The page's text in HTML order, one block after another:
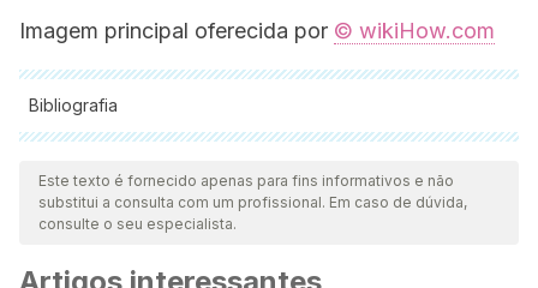
Imagem principal oferecida por © wikiHow.com
Bibliografia
Todas as fontes citadas foram minuciosamente revisadas por
nossa equipe para garantir sua qualidade, confiabilidade,
atualidade e validade. A bibliografia deste artigo foi
cientificamente.
Este texto é fornecido apenas para fins informativos e não
substitui a consulta com um profissional. Em caso de dúvida,
consulte o seu especialista.